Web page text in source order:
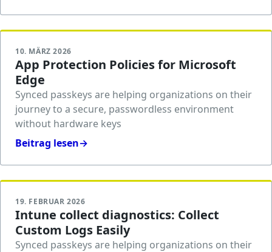
10. MÄRZ 2026
App Protection Policies for Microsoft
Edge
Synced passkeys are helping organizations on their
journey to a secure, passwordless environment
without hardware keys
Beitrag lesen→
19. FEBRUAR 2026
Intune collect diagnostics: Collect
Custom Logs Easily
Synced passkeys are helping organizations on their